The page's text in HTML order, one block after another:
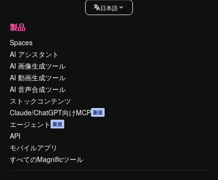
日本語
製品
Spaces
AI アシスタント
AI 画像生成ツール
AI 動画生成ツール
AI 音声合成ツール
ストックコンテンツ
Claude/ChatGPT向けMCP 新規
エージェント 新規
API
モバイルアプリ
すべてのMagnificツール